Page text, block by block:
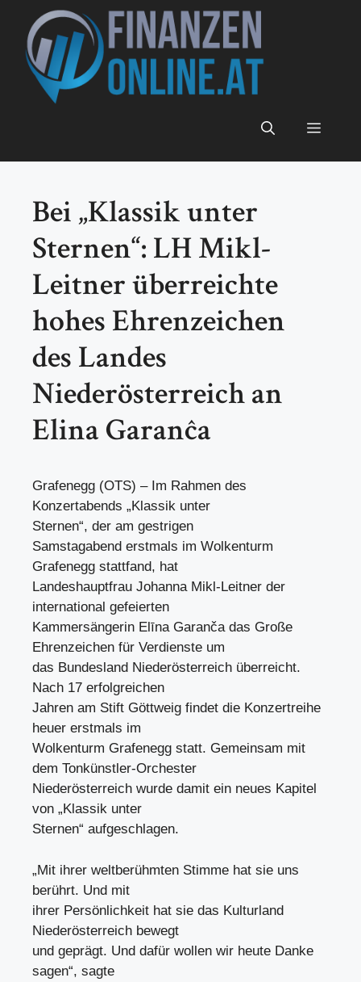
Inhalt
springen
Menü
Bei „Klassik unter
Sternen“: LH Mikl-
Leitner überreichte
hohes Ehrenzeichen
des Landes
Niederösterreich an
Elina Garanĉa
Grafenegg (OTS) – Im Rahmen des
Konzertabends „Klassik unter
Sternen“, der am gestrigen
Samstagabend erstmals im Wolkenturm
Grafenegg stattfand, hat
Landeshauptfrau Johanna Mikl-Leitner der
international gefeierten
Kammersängerin Elīna Garanča das Große
Ehrenzeichen für Verdienste um
das Bundesland Niederösterreich überreicht.
Nach 17 erfolgreichen
Jahren am Stift Göttweig findet die Konzertreihe
heuer erstmals im
Wolkenturm Grafenegg statt. Gemeinsam mit
dem Tonkünstler-Orchester
Niederösterreich wurde damit ein neues Kapitel
von „Klassik unter
Sternen“ aufgeschlagen.
„Mit ihrer weltberühmten Stimme hat sie uns
berührt. Und mit
ihrer Persönlichkeit hat sie das Kulturland
Niederösterreich bewegt
und geprägt. Und dafür wollen wir heute Danke
sagen“, sagte